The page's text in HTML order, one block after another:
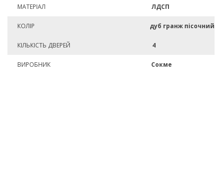
МАТЕРІАЛ ЛДСП
КОЛІР дуб гранж пісочний
КІЛЬКІСТЬ ДВЕРЕЙ 4
ВИРОБНИК Сокме